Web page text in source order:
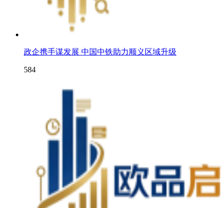
政企携手谋发展 中国中铁助力顺义区域升级
584